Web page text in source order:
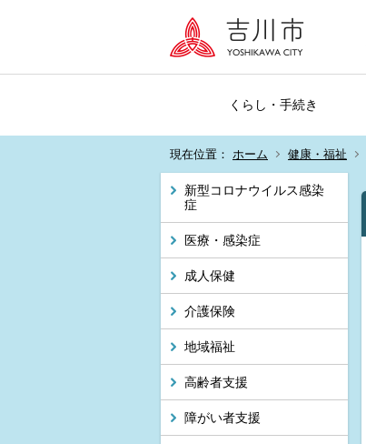
くらし・手続き
現在位置： ホーム 健康・福祉
新型コロナウイルス感染
症
医療・感染症
成人保健
介護保険
地域福祉
高齢者支援
障がい者支援